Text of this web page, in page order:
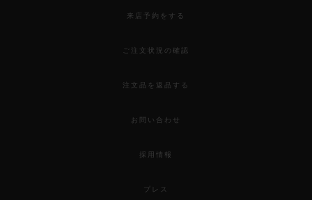
来店予約をする
ご注文状況の確認
注文品を返品する
お問い合わせ
採用情報
プレス